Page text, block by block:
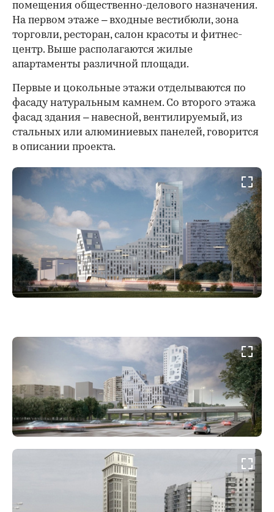
помещения общественно-делового назначения.
На первом этаже – входные вестибюли, зона
торговли, ресторан, салон красоты и фитнес-
центр. Выше располагаются жилые
апартаменты различной площади.
Первые и цокольные этажи отделываются по
фасаду натуральным камнем. Со второго этажа
фасад здания – навесной, вентилируемый, из
стальных или алюминиевых панелей, говорится
в описании проекта.